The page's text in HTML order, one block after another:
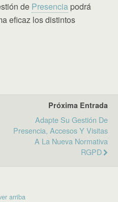
de Presencia podrá
eficaz los distintos
Próxima Entrada
Adapte Su Gestión De
Presencia, Accesos Y Visitas
A La Nueva Normativa
RGPD
arriba